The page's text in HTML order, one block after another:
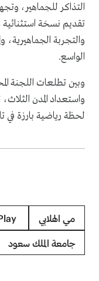
التذاكر للجماهير،
تقديم نسخة استثنائية
والتجربة الجماهيرية، و
الواسع.
وبين تطلعات اللجنة
لحظة رياضية بارزة في
مي الهلابي
جامعة الملك سعود